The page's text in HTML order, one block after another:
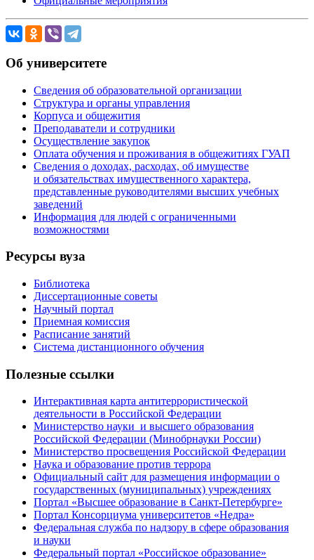
Об университете
Сведения об образовательной организации
Структура и органы управления
Корпуса и общежития
Преподаватели и сотрудники
Осуществление закупок
Оплата обучения и проживания в общежитиях ГУАП
Сведения о доходах, расходах, об имуществе
и обязательствах имущественного характера,
представленные руководителями высших учебных
заведений
Информация для людей с ограниченными
возможностями
Ресурсы вуза
Библиотека
Диссертационные советы
Научный портал
Приемная комиссия
Расписание занятий
Система дистанционного обучения
Полезные ссылки
Интерактивная карта антитеррористической
деятельности в Российской Федерации
Министерство науки и высшего образования
Российской Федерации (Минобрнауки России)
Министерство просвещения Российской Федерации
Наука и образование против террора
Официальный сайт для размещения информации о
государственных (муниципальных) учреждениях
Портал «Высшее образование в Санкт-Петербурге»
Портал Консорциума университетов «Недра»
Федеральная служба по надзору в сфере образования
и науки
Федеральный портал «Российское образование»